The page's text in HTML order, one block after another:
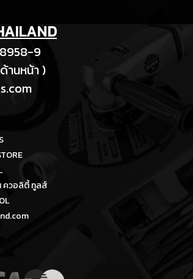
9
านหน้า )
ควอลิตี้ ทูลส์